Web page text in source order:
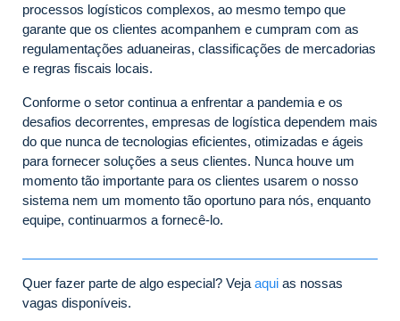
processos logísticos complexos, ao mesmo tempo que
garante que os clientes acompanhem e cumpram com as
regulamentações aduaneiras, classificações de mercadorias
e regras fiscais locais.
Conforme o setor continua a enfrentar a pandemia e os
desafios decorrentes, empresas de logística dependem mais
do que nunca de tecnologias eficientes, otimizadas e ágeis
para fornecer soluções a seus clientes. Nunca houve um
momento tão importante para os clientes usarem o nosso
sistema nem um momento tão oportuno para nós, enquanto
equipe, continuarmos a fornecê-lo.
Quer fazer parte de algo especial? Veja aqui as nossas
vagas disponíveis.